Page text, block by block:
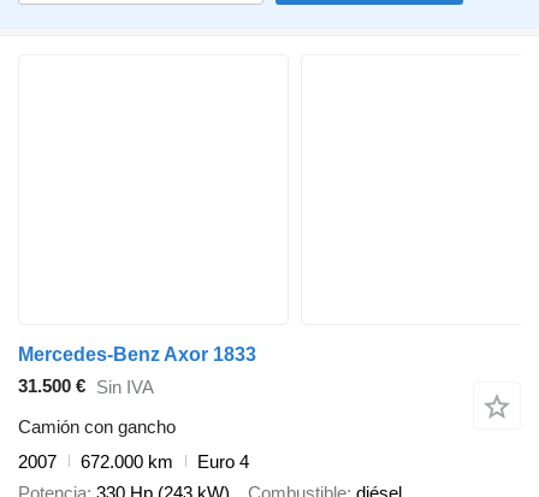
Mercedes-Benz Axor 1833
31.500 € Sin IVA
Camión con gancho
2007
672.000 km
Euro 4